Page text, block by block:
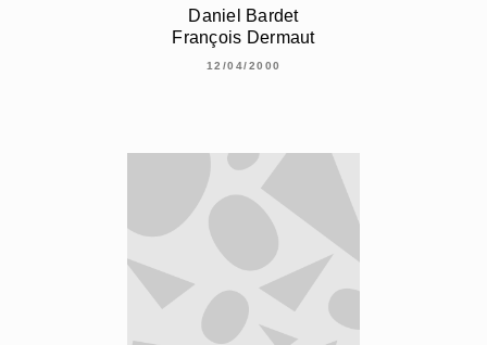
Daniel Bardet
François Dermaut
12/04/2000